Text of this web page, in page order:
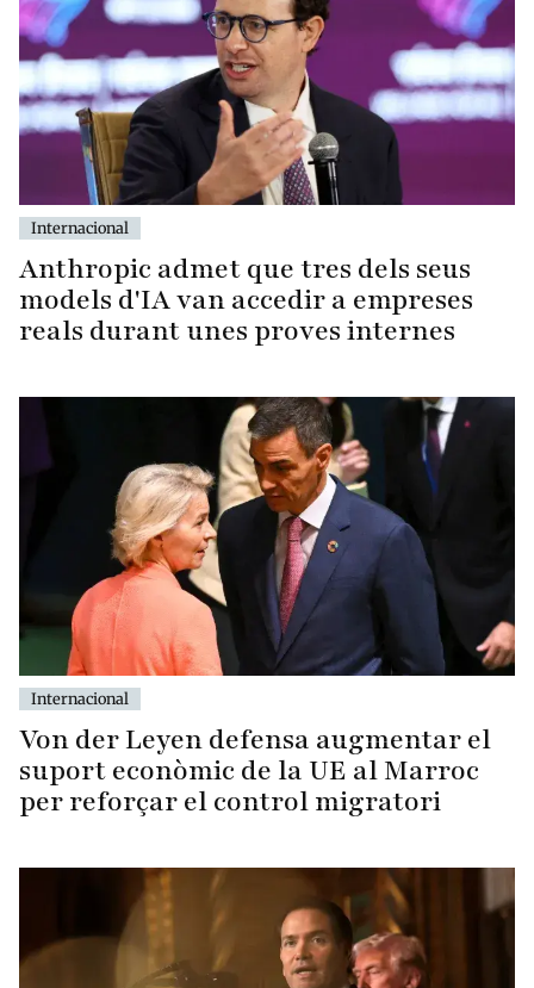
Internacional
Anthropic admet que tres dels seus
models d'IA van accedir a empreses
reals durant unes proves internes
Internacional
Von der Leyen defensa augmentar el
suport econòmic de la UE al Marroc
per reforçar el control migratori